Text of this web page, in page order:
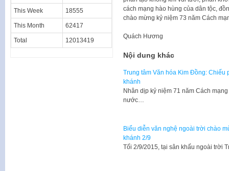
cách mạng hào hùng của dân tộc,
chào mừng kỷ niệm 73 năm Cách
Quách Hương
Nội dung khác
Trung tâm Văn hóa Kim Đồng: Chiếu
khánh
Nhân dịp kỷ niệm 71 năm Cách
nước…
Biểu diễn văn nghệ ngoài trời chào
khánh 2/9
​Tối 2/9/2015, tại sân khấu ngoài trời
This Week 18555
This Month 62417
Total 12013419